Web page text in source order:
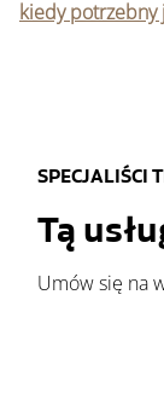
kiedy potrzebny
SPECJALIŚCI
Tą
Umów się na